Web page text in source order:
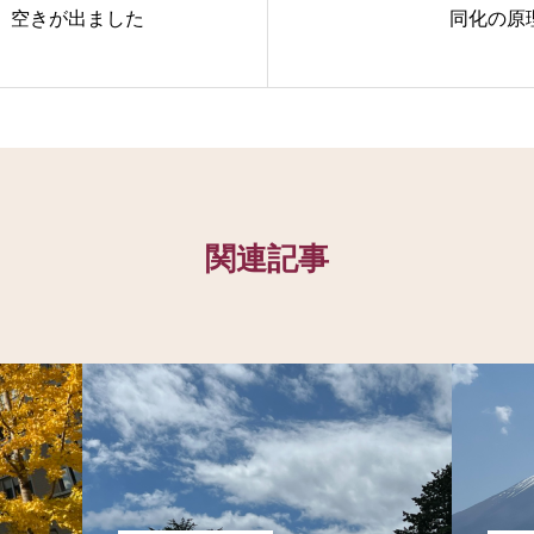
空きが出ました 同化の原
関連記事